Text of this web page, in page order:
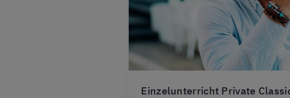
Einzelunterricht Private